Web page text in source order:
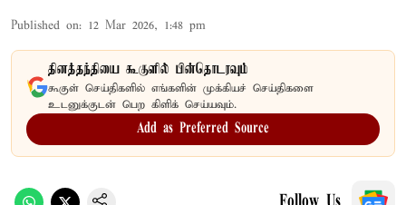
Published on: 12 Mar 2026, 1:48 pm
தினத்தந்தியை கூகுளில் பின்தொடரவும்
கூகுள் செய்திகளில் எங்களின் முக்கியச் செய்திகளை
உடனுக்குடன் பெற கிளிக் செய்யவும்.
Add as Preferred Source